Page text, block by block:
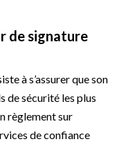
de signature
à s’assurer que son
de sécurité les plus
règlement sur
de confiance